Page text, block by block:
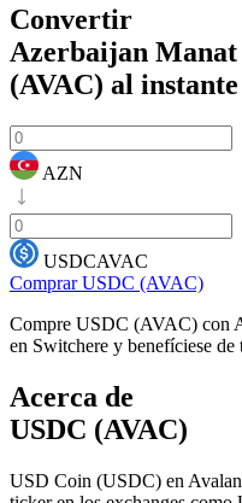
Convertir
Azerbaijan
(AVAC) al instante
AZN
USDCAVAC
Comprar USDC (AVAC)
Compre USDC (AVAC) con
en Switchere y benefíciese de
Acerca de
USDC (AVAC)
USD Coin (USDC) en